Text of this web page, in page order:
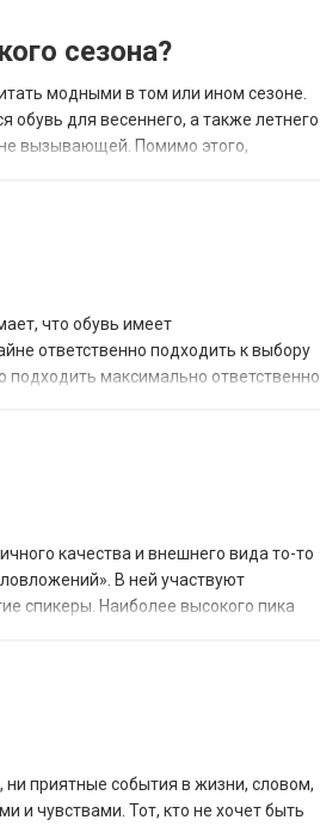
сезона?
модными в том или ином сезоне.
обувь для весеннего, а также летнего
вызывающей. Помимо этого,
что обувь имеет
ответственно подходить к выбору
подходить максимально ответственно.
качества и внешнего вида то-то
В ней участвуют
спикеры. Наиболее высокого пика
ни приятные события в жизни, словом,
и чувствами. Тот, кто не хочет быть